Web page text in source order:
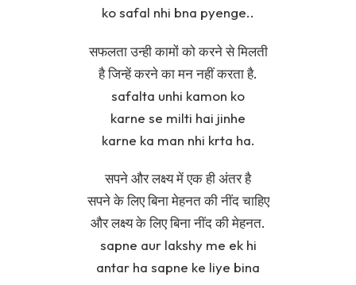
ko safal nhi bna pyenge..
सफलता उन्ही कामों को करने से मिलती
है जिन्हें करने का मन नहीं करता है.
safalta unhi kamon ko
karne se milti hai jinhe
karne ka man nhi krta ha.
सपने और लक्ष्य में एक ही अंतर है
सपने के लिए बिना मेहनत की नींद चाहिए
और लक्ष्य के लिए बिना नींद की मेहनत.
sapne aur lakshy me ek hi
antar ha sapne ke liye bina